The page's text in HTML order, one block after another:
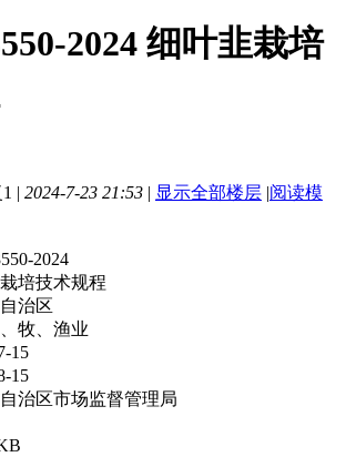
2024 细叶韭栽培
1 | 2024-7-23 21:53 | 显示全部楼层 |阅读模
2024
培技术规程
治区
牧、渔业
15
15
治区市场监督管理局